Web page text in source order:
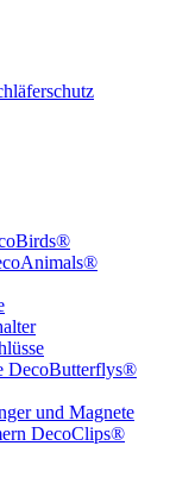
DecoButterflys®
und Magnete
DecoClips®